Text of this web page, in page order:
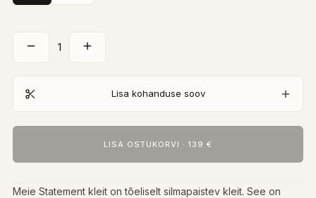
1
Lisa kohanduse soov
LISA OSTUKORVI · 139 €
Meie Statement kleit on tõeliselt silmapaistev kleit. See on